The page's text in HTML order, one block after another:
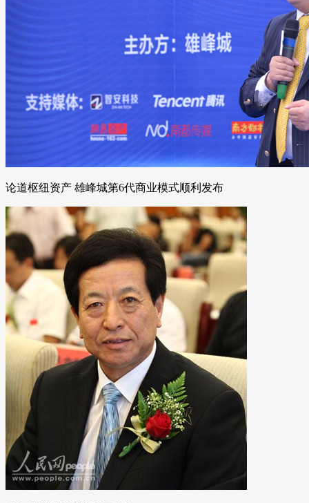
论道枢纽资产 雄峰城第6代商业模式顺利发布